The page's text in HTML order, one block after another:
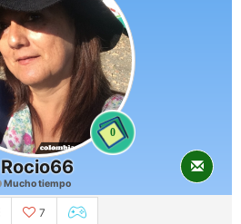
0
Rocio66
Mucho tiempo
7